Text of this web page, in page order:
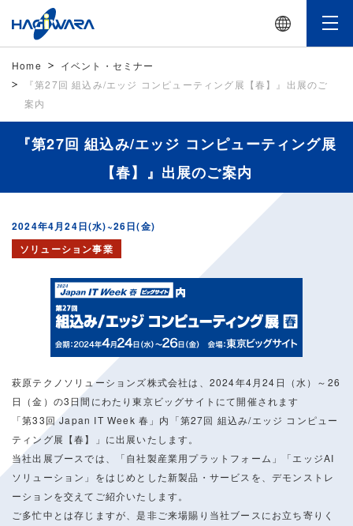
Home
イベント・セミナー
『第27回 組込み/エッジ コンピューティング展【春】』出展のご
案内
『第27回 組込み/エッジ コンピューティング展
【春】』出展のご案内
2024年4月24日(水)~26日(金)
ソリューション事業
萩原テクノソリューションズ株式会社は、2024年4月24日（水）～26
日（金）の3日間にわたり東京ビッグサイトにて開催されます
「第33回 Japan IT Week 春」内「第27回 組込み/エッジ コンピュー
ティング展【春】」に出展いたします。
当社出展ブースでは、「自社製産業用プラットフォーム」「エッジAI
ソリューション」をはじめとした新製品・サービスを、デモンストレ
ーションを交えてご紹介いたします。
ご多忙中とは存じますが、是非ご来場賜り当社ブースにお立ち寄りく